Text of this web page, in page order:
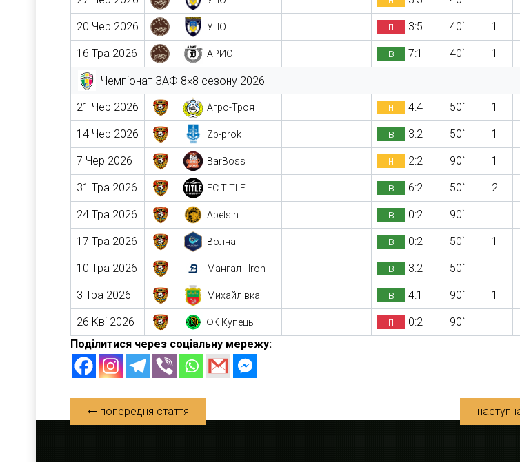
20 Чер 2026 УПО п 3:5 40` 1
16 Тра 2026 АРИС в 7:1 40` 1
Чемпіонат ЗАФ 8×8 сезону 2026
21 Чер 2026 Агро-Троя н 4:4 50` 1
14 Чер 2026 Zp-prok в 3:2 50` 1
7 Чер 2026 BarBoss н 2:2 90` 1
31 Тра 2026 FC TITLE в 6:2 50` 2
24 Тра 2026 Apelsin в 0:2 90`
17 Тра 2026 Волна в 0:2 50` 1
10 Тра 2026 Мангал - Iron в 3:2 50`
3 Тра 2026 Михайлівка в 4:1 90` 1
26 Кві 2026 ФК Купець п 0:2
90`
Поділитися через соціальну мережу:
попередня стаття